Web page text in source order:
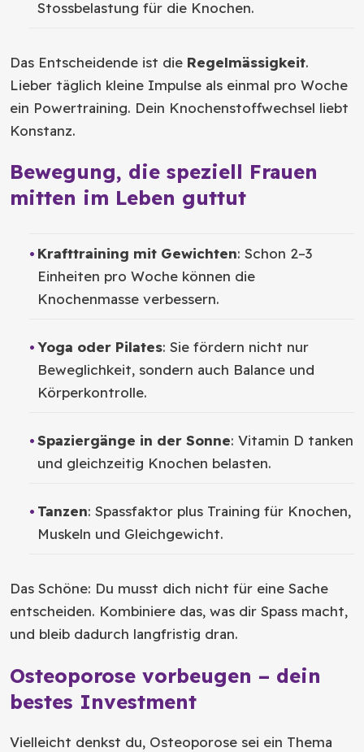
Stossbelastung für die Knochen.
Das Entscheidende ist die Regelmässigkeit.
Lieber täglich kleine Impulse als einmal pro Woche
ein Powertraining. Dein Knochenstoffwechsel liebt
Konstanz.
Bewegung, die speziell Frauen
mitten im Leben guttut
Krafttraining mit Gewichten: Schon 2–3
Einheiten pro Woche können die
Knochenmasse verbessern.
Yoga oder Pilates: Sie fördern nicht nur
Beweglichkeit, sondern auch Balance und
Körperkontrolle.
Spaziergänge in der Sonne: Vitamin D tanken
und gleichzeitig Knochen belasten.
Tanzen: Spassfaktor plus Training für Knochen,
Muskeln und Gleichgewicht.
Das Schöne: Du musst dich nicht für eine Sache
entscheiden. Kombiniere das, was dir Spass macht,
und bleib dadurch langfristig dran.
Osteoporose vorbeugen – dein
bestes Investment
Vielleicht denkst du, Osteoporose sei ein Thema